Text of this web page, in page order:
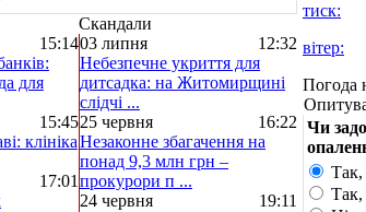
Скандали
15:14
для
15:45
клініка
17:01
03 липня
12:32
Небезпечне укриття для
дитсадка: на Житомирщині
слідчі ...
25 червня
16:22
Незаконне збагачення на
понад 9,3 млн грн –
прокурори п ...
24 червня
19:11
тиск:
вітер:
Погода
Чи
Так,
Так,